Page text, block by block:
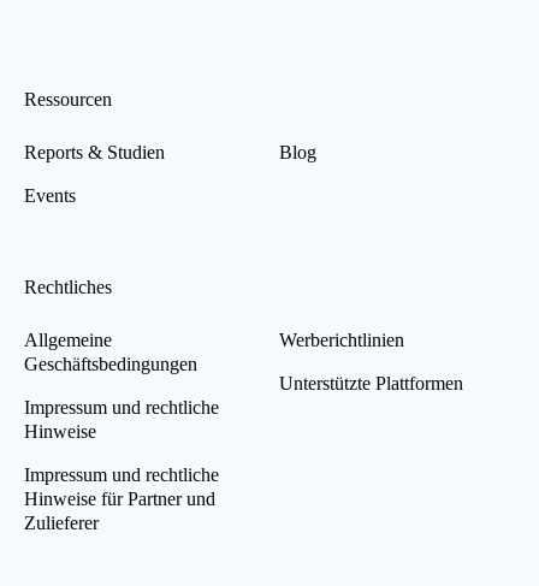
Ressourcen
Reports & Studien
Events
Blog
Rechtliches
Allgemeine
Geschäftsbedingungen
Impressum und rechtliche
Hinweise
Impressum und rechtliche
Hinweise für Partner und
Zulieferer
Werberichtlinien
Unterstützte Plattformen